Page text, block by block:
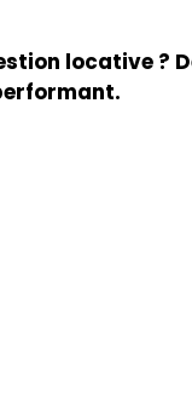
locative ?